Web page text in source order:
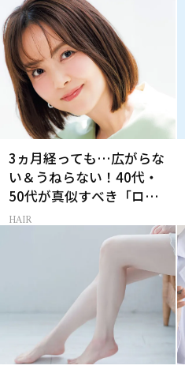
3ヵ月経っても…広がらな
い＆うねらない！40代・
50代が真似すべき「ロー
レイヤーボブ」
HAIR